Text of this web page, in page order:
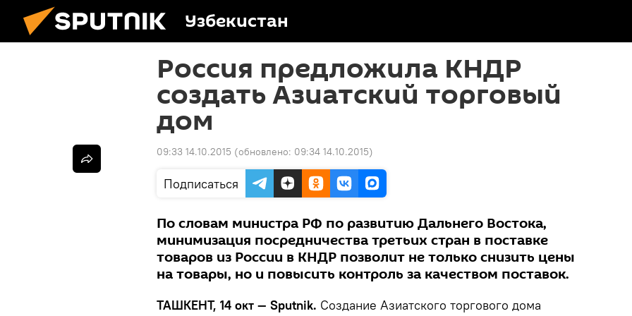
Узбекистан
Россия предложила КНДР
создать Азиатский торговый
дом
09:33 14.10.2015 (обновлено: 09:34 14.10.2015)
Подписаться
По словам министра РФ по развитию Дальнего Востока,
минимизация посредничества третьих стран в поставке
товаров из России в КНДР позволит не только снизить цены
на товары, но и повысить контроль за качеством поставок.
ТАШКЕНТ, 14 окт — Sputnik. Создание Азиатского торгового дома